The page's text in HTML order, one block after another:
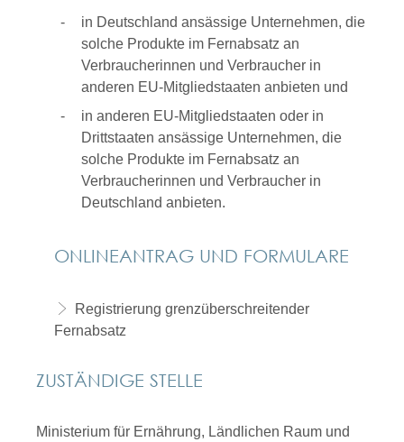
in Deutschland ansässige Unternehmen, die
solche Produkte im Fernabsatz an
Verbraucherinnen und Verbraucher in
anderen EU-Mitgliedstaaten anbieten und
in anderen EU-Mitgliedstaaten oder in
Drittstaaten ansässige Unternehmen, die
solche Produkte im Fernabsatz an
Verbraucherinnen und Verbraucher in
Deutschland anbieten.
ONLINEANTRAG UND FORMULARE
Registrierung grenzüberschreitender
Fernabsatz
ZUSTÄNDIGE STELLE
Ministerium für Ernährung, Ländlichen Raum und